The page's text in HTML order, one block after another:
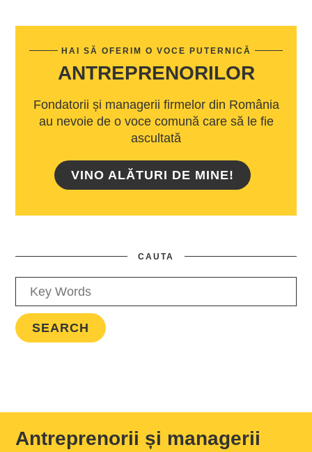
HAI SĂ OFERIM O VOCE PUTERNICĂ
ANTREPRENORILOR
Fondatorii și managerii firmelor din România
au nevoie de o voce comună care să le fie
ascultată
VINO ALĂTURI DE MINE!
CAUTA
Antreprenorii și managerii